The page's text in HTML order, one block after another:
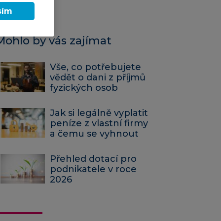
by vás zajímat
Vše, co potřebujete
vědět o dani z příjmů
fyzických osob
Jak si legálně vyplatit
peníze z vlastní firmy
a čemu se vyhnout
Přehled dotací pro
podnikatele v roce
2026